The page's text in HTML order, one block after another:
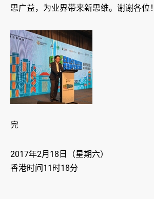
思广益，为业界带来新思维。谢谢各位！
完
2017年2月18日（星期六）
香港时间11时18分